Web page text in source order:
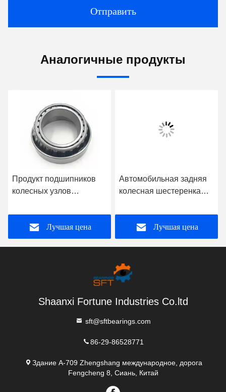
Отправить
Аналогичные продукты
Продукт подшипников
колесных узлов
подшипников Редуктор
поддержкиЛучшая цена
Автомобильная задняя
колесная шестеренка
9W200 для подшипника
Nissan Teana J31
VQ35DE
Лучшая цена
Shaanxi Fortune Industries Co.ltd
sft@sftbearings.com
86-29-86528771
Здание A-709 Zhengshang международное, дорога
Fengcheng 8, Сиань, Китай